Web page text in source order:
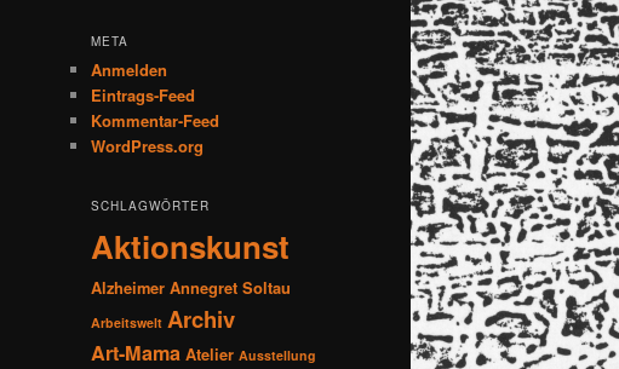
META
Anmelden
Eintrags-Feed
Kommentar-Feed
WordPress.org
SCHLAGWÖRTER
Aktionskunst
Alzheimer Annegret Soltau
Arbeitswelt Archiv
Art-Mama Atelier Ausstellung